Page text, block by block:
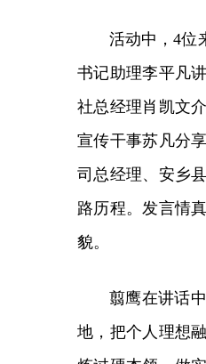
活动中，4位
书记助理李平凡
社总经理肖凯文
宣传干事苏凡分
司总经理、安乡
路历程。发言情
貌。
翦鹰在讲话
地，把个人理想